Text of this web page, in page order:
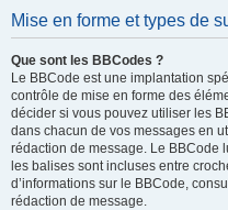
Mise en forme et types de
Que sont les BBCodes ?
Le BBCode est une implantation
contrôle de mise en forme des
décider si vous pouvez utiliser les
dans chacun de vos messages en
rédaction de message. Le BBCode
les balises sont incluses entre
d’informations sur le BBCode,
rédaction de message.